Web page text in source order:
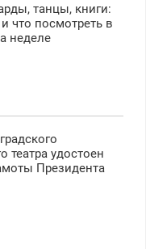
танцы, книги:
что посмотреть в
неделе
театра удостоен
Президента